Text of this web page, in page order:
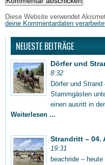
Diese Website verwendet
deine Kommentardaten
NEUESTE BEITRÄGE
Dörfer und
8:32
Dörfer und
Stammgästen
einen ausritt in
Weiterlesen ...
Strandritt – 04.
19:31
beachride –